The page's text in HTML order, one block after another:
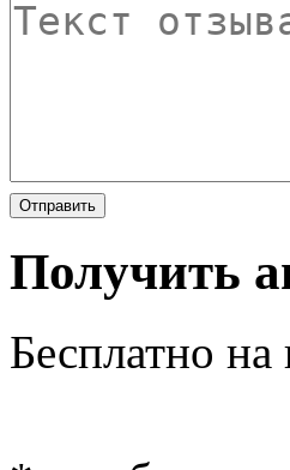
Получить
Бесплатно на